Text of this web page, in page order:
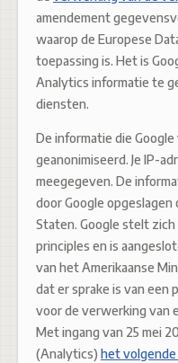
amendement
waarop de Europese
toepassing is. Het is
Analytics informatie te
diensten.
De informatie die
geanonimiseerd. Je IP-
meegegeven. De
door Google opgeslagen
Staten. Google stelt zich
principles en is
van het Amerikaanse
dat er sprake is van een
voor de verwerking van
Met ingang van 25 mei
(Analytics) het